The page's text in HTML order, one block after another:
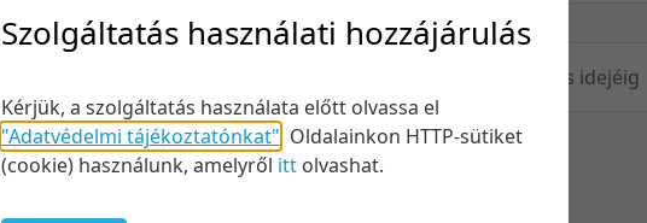
Feltöltés idejéig
Szolgáltatás használati hozzájárulás
Kérjük, a szolgáltatás használata előtt olvassa el
"Adatvédelmi tájékoztatónkat" Oldalainkon HTTP-sütiket
(cookie) használunk, amelyről itt olvashat.